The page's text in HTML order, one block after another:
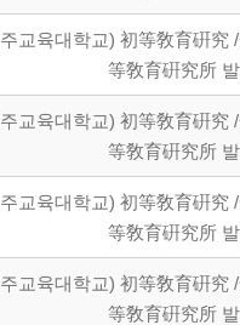
교육대학교) 初等敎育硏究
等敎育硏究所
교육대학교) 初等敎育硏究
等敎育硏究所
교육대학교) 初等敎育硏究
等敎育硏究所
교육대학교) 初等敎育硏究
等敎育硏究所